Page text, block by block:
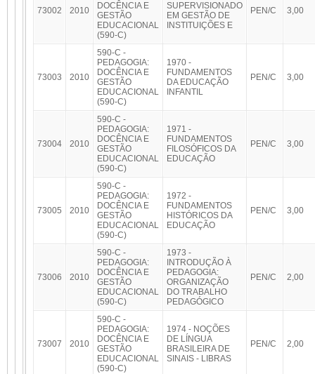
73002 2010
DOCÊNCIA E
GESTÃO
EDUCACIONAL
(590-C)
SUPERVISIONADO
EM GESTÃO DE
INSTITUIÇÕES E
PEN/C 3,00
73003 2010
590-C -
PEDAGOGIA:
DOCÊNCIA E
GESTÃO
EDUCACIONAL
(590-C)
1970 -
FUNDAMENTOS
DA EDUCAÇÃO
INFANTIL
PEN/C 3,00
73004 2010
590-C -
PEDAGOGIA:
DOCÊNCIA E
GESTÃO
EDUCACIONAL
(590-C)
1971 -
FUNDAMENTOS
FILOSÓFICOS DA
EDUCAÇÃO
PEN/C 3,00
73005 2010
590-C -
PEDAGOGIA:
DOCÊNCIA E
GESTÃO
EDUCACIONAL
(590-C)
1972 -
FUNDAMENTOS
HISTÓRICOS DA
EDUCAÇÃO
PEN/C 3,00
73006 2010
590-C -
PEDAGOGIA:
DOCÊNCIA E
GESTÃO
EDUCACIONAL
(590-C)
1973 -
INTRODUÇÃO À
PEDAGOGIA:
ORGANIZAÇÃO
DO TRABALHO
PEDAGÓGICO
PEN/C 2,00
73007 2010
590-C -
PEDAGOGIA:
DOCÊNCIA E
GESTÃO
EDUCACIONAL
(590-C)
1974 - NOÇÕES
DE LÍNGUA
BRASILEIRA DE
SINAIS - LIBRAS
PEN/C 2,00